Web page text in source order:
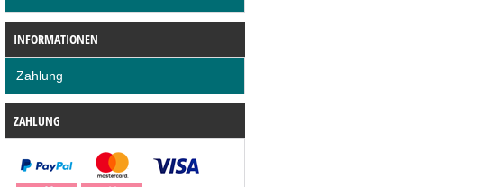
INFORMATIONEN
Zahlung
ZAHLUNG